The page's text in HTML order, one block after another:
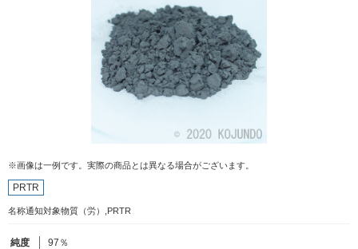
放射性元素または人工元素であり、弊社では取り扱いしておりません。
キーワードで検索する
フリーワードで検索
カタログコードで検索
※画像は一例です。実際の商品とは異なる場合がございます。
PRTR
名称通知対象物質（労）,PRTR
純度
97％